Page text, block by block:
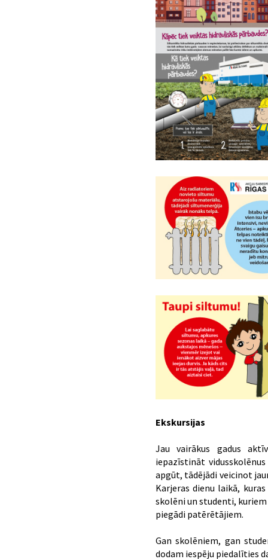
Ekskursijas
Jau vairākus gadus
iepazīstināt
apgūt, tādējādi veicinot
Karjeras dienu laikā,
skolēni un studenti,
piegādi patērētājiem.
Gan skolēniem, gan
dodam iespēju piedalīties